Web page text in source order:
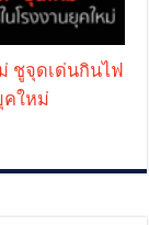
ชูจุดเด่นกินไฟ
คใหม่